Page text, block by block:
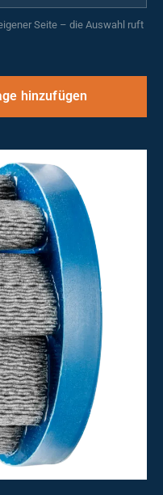
Seite – die Auswahl ruft